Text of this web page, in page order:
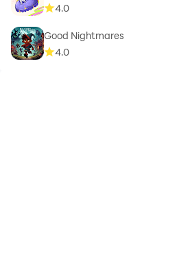
4.0
Good Nightmares
4.0